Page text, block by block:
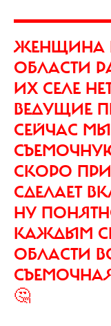
ЖЕНЩИНА
ОБЛАСТИ
ИХ СЕЛЕ
ВЕДУЩИЕ
СЕЙЧАС
СКОРО
СДЕЛАЕТ
НУ
КАЖДЫМ
ОБЛАСТИ
🤔